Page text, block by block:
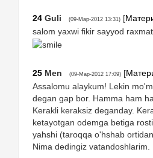
24 Guli (09-Мар-2012 13:31) [
salom yaxwi fikir sayyod raxmat
25 Men (09-Мар-2012 17:09) [
Assalomu alaykum! Lekin
degan gap bor. Hamma ham
Kerakli keraksiz deganday.
ketayotgan odemga betiga
yahshi (taroqqa o'hshab
Nima dedingiz vatandoshlarim.